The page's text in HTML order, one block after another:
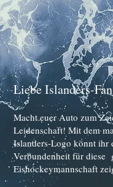
Liebe Islanders-
Macht euer Auto zum
Leidenschaft! Mit dem
Islanders-Logo könnt ihr
Verbundenheit für diese
Eishockeymannschaft